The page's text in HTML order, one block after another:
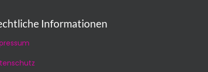
Informationen